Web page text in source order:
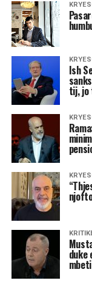
Ish
tij, jo
duke